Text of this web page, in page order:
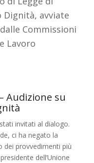
Dignità, avviate
Commissioni
Lavoro
Audizione su
invitati al dialogo.
ci ha negato la
dei provvedimenti più
dell’Unione